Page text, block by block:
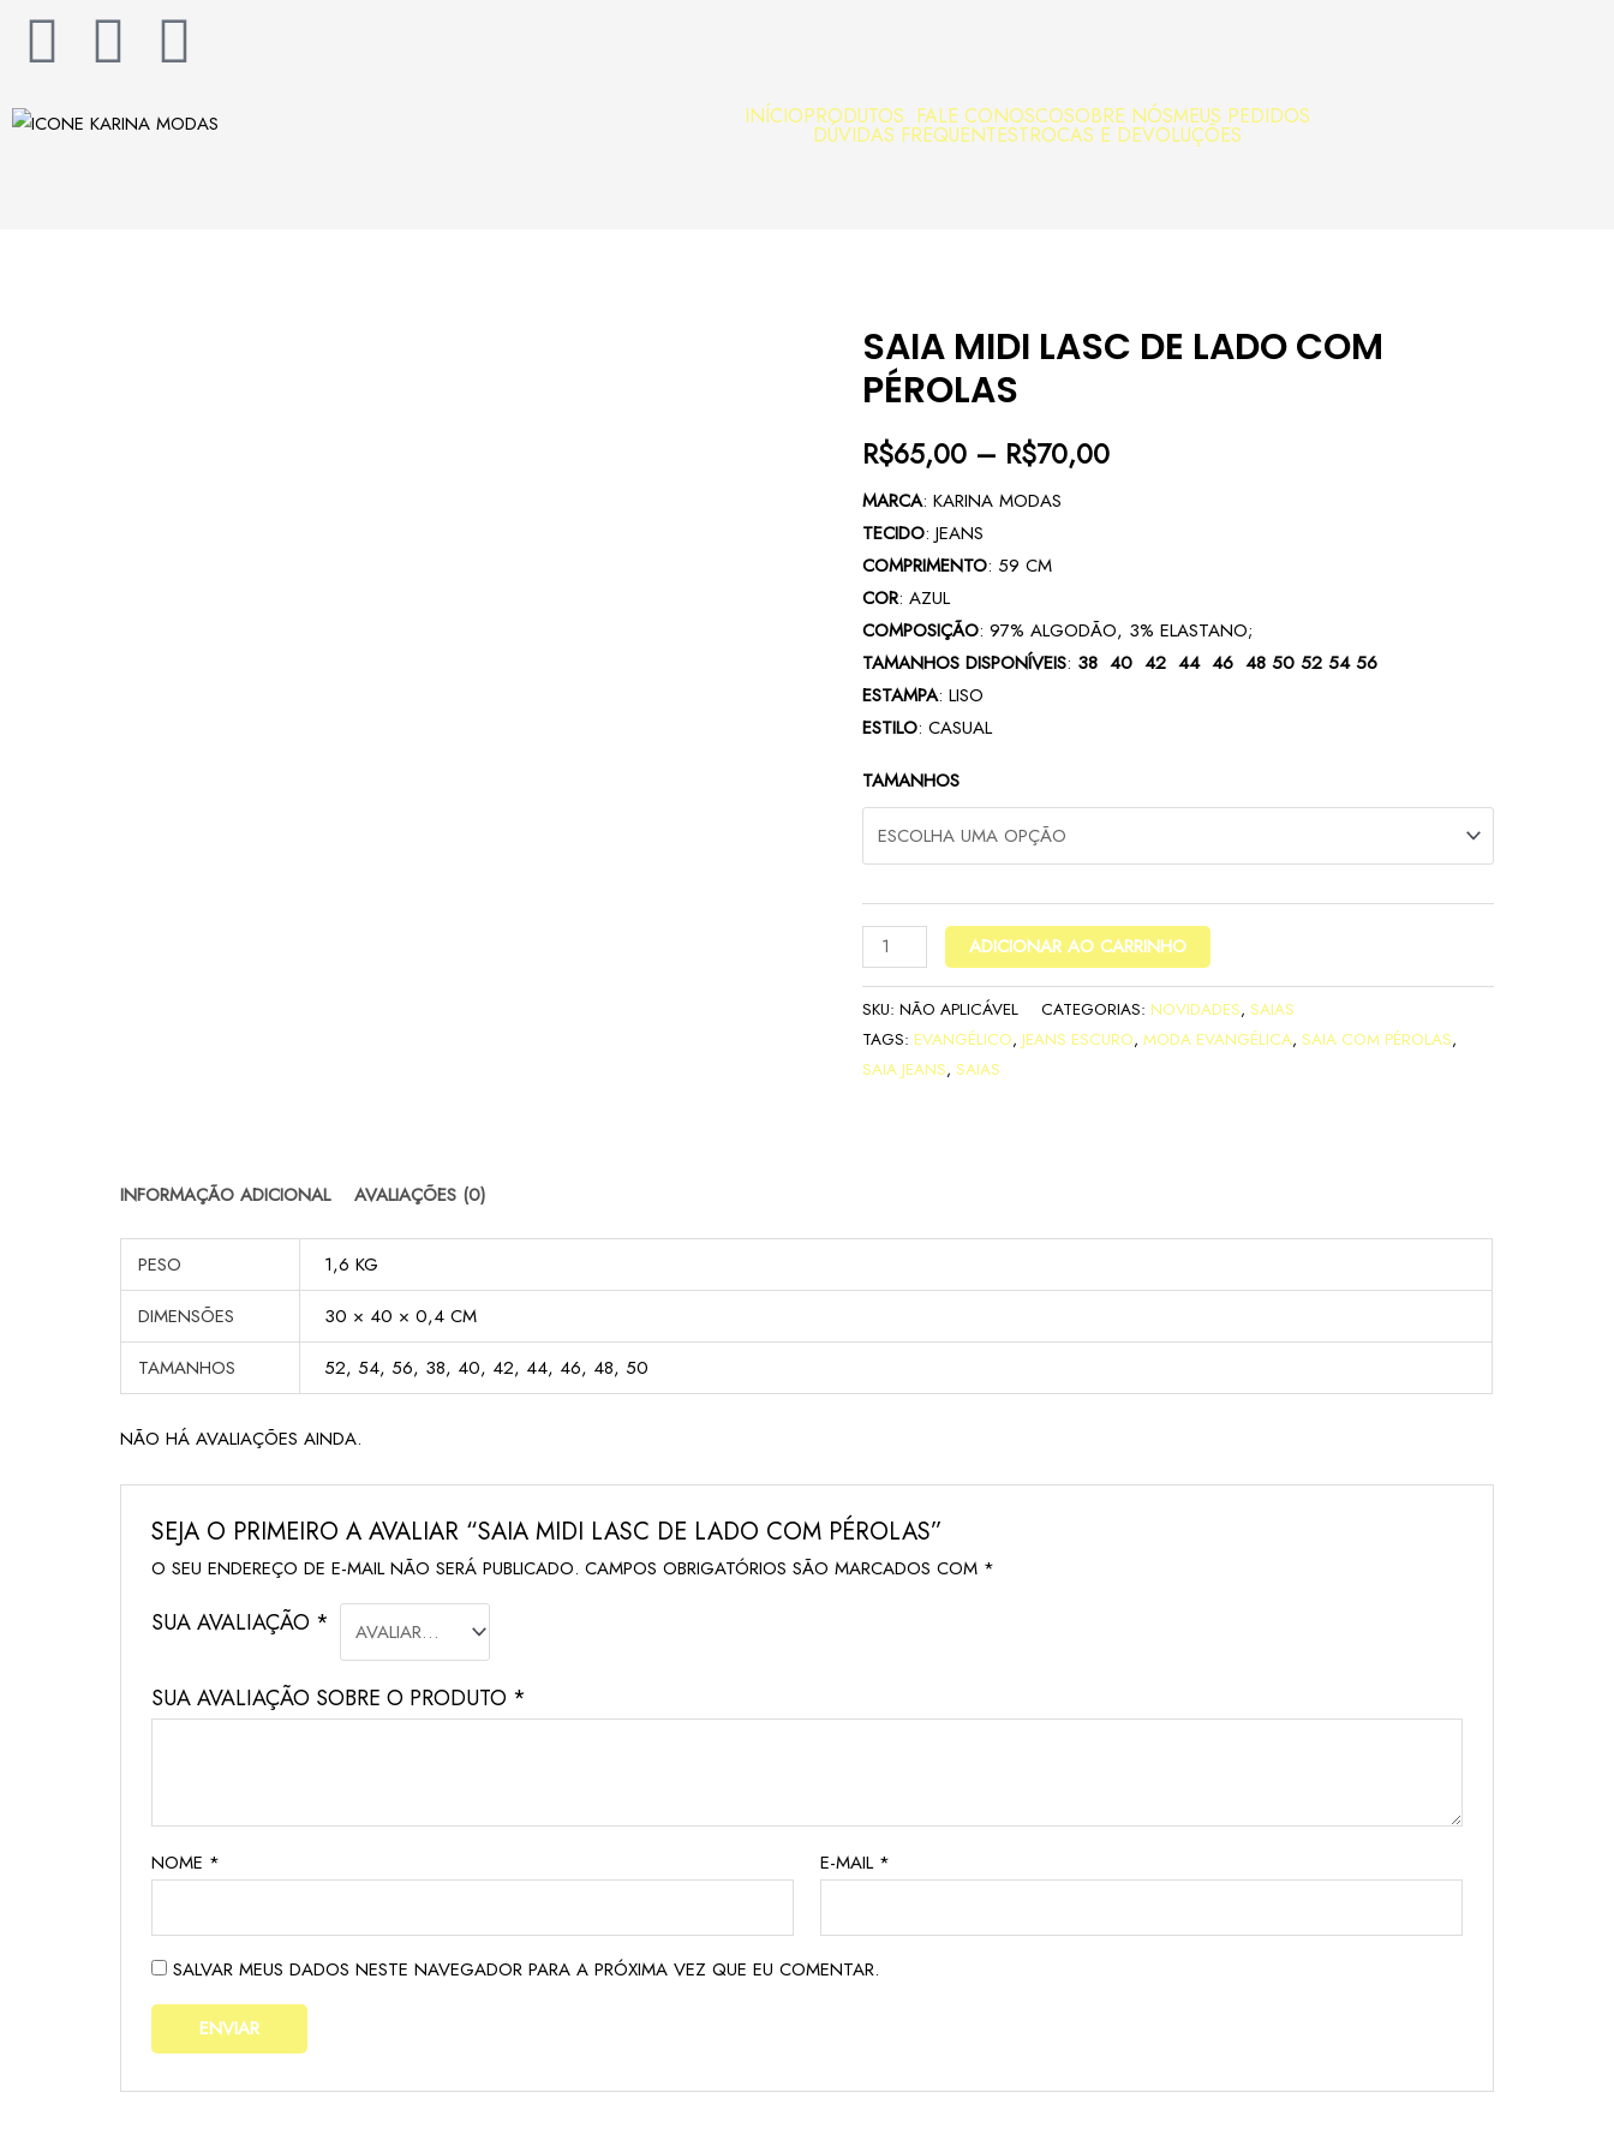
INÍCIOPRODUTOS FALE CONOSCOSOBRE NÓSMEUS PEDIDOS
DÚVIDAS FREQUENTESTROCAS E DEVOLUÇÕES
SAIA MIDI LASC DE LADO COM
PÉROLAS
R$65,00 – R$70,00
MARCA: KARINA MODAS
TECIDO: JEANS
COMPRIMENTO: 59 CM
COR: AZUL
COMPOSIÇÃO: 97% ALGODÃO, 3% ELASTANO;
TAMANHOS DISPONÍVEIS: 38 40 42 44 46 48 50 52 54 56
ESTAMPA: LISO
ESTILO: CASUAL
TAMANHOS
ADICIONAR AO CARRINHO
SKU: NÃO APLICÁVEL CATEGORIAS: NOVIDADES, SAIAS
TAGS: EVANGÉLICO, JEANS ESCURO, MODA EVANGÉLICA, SAIA COM PÉROLAS,
SAIA JEANS, SAIAS
INFORMAÇÃO ADICIONAL AVALIAÇÕES (0)
PESO
1,6 KG
DIMENSÕES
30 × 40 × 0,4 CM
TAMANHOS
52, 54, 56, 38, 40, 42, 44, 46, 48, 50
NÃO HÁ AVALIAÇÕES AINDA.
SEJA O PRIMEIRO A AVALIAR “SAIA MIDI LASC DE LADO COM PÉROLAS”
O SEU ENDEREÇO DE E-MAIL NÃO SERÁ PUBLICADO. CAMPOS OBRIGATÓRIOS SÃO MARCADOS COM *
SUA AVALIAÇÃO *
SUA AVALIAÇÃO SOBRE O PRODUTO *
NOME * E-MAIL *
SALVAR MEUS DADOS NESTE NAVEGADOR PARA A PRÓXIMA VEZ QUE EU COMENTAR.